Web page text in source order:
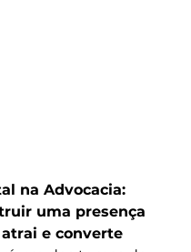
na Advocacia:
uma presença
e converte